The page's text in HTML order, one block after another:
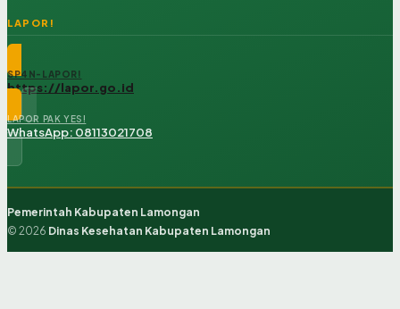
LAPOR!
SP4N-LAPOR!
https://lapor.go.id
LAPOR PAK YES!
WhatsApp: 08113021708
Pemerintah Kabupaten Lamongan
© 2026 Dinas Kesehatan Kabupaten Lamongan